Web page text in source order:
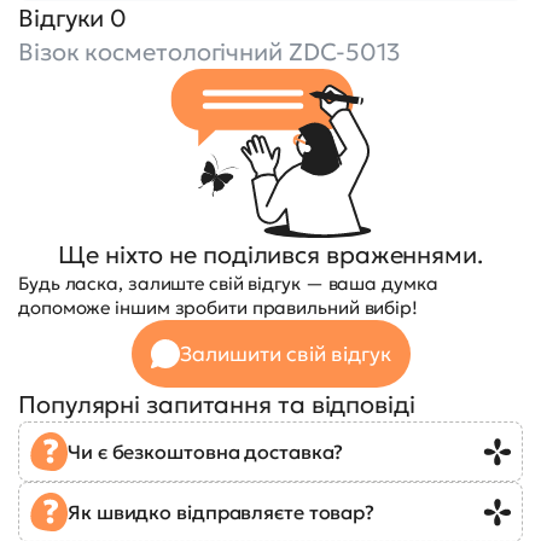
Відгуки 0
Візок косметологічний ZDC-5013
Ще ніхто не поділився враженнями.
Будь ласка, залиште свій відгук — ваша думка
допоможе іншим зробити правильний вибір!
Залишити свій відгук
Популярні запитання та відповіді
Чи є безкоштовна доставка?
Як швидко відправляєте товар?